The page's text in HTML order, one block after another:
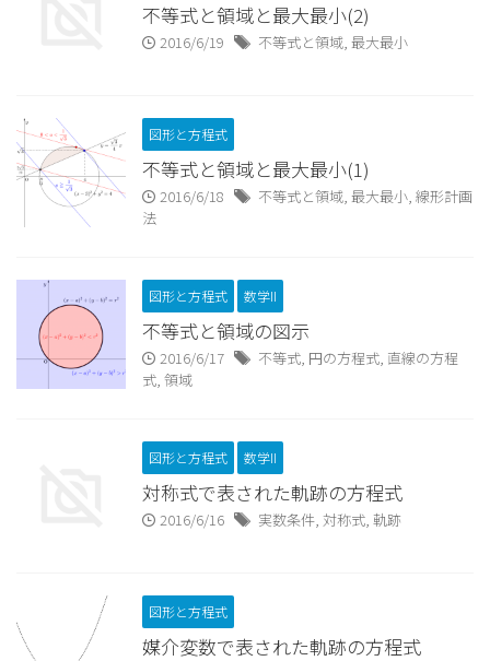
不等式と領域と最大最小(2)
2016/6/19 不等式と領域, 最大最小
図形と方程式
不等式と領域と最大最小(1)
2016/6/18 不等式と領域, 最大最小, 線形計画
法
図形と方程式 数学II
不等式と領域の図示
2016/6/17 不等式, 円の方程式, 直線の方程
式, 領域
図形と方程式 数学II
対称式で表された軌跡の方程式
2016/6/16 実数条件, 対称式, 軌跡
図形と方程式
媒介変数で表された軌跡の方程式